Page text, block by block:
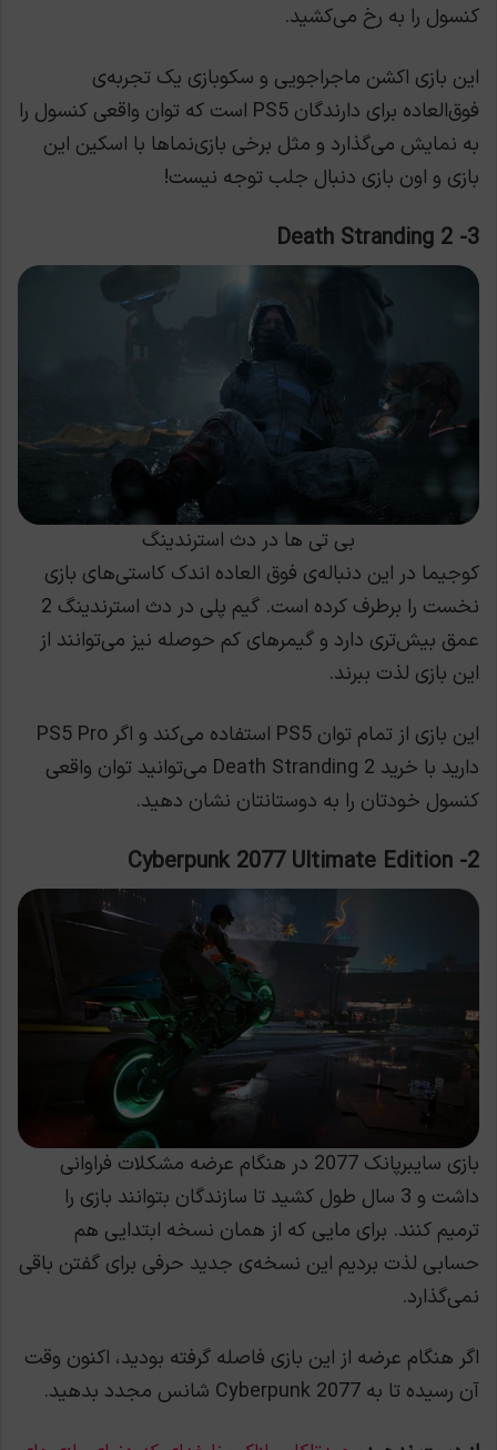
کنسول را به رخ می‌کشید.
این بازی اکشن ماجراجویی و سکوبازی یک تجربه‌ی
فوق‌العاده برای دارندگان PS5 است که توان واقعی کنسول را
به نمایش می‌گذارد و مثل برخی بازی‌نماها با اسکین این
بازی و اون بازی دنبال جلب توجه نیست!
3- Death Stranding 2
بی تی ها در دث استرندینگ
کوجیما در این دنباله‌ی فوق العاده اندک کاستی‌های بازی
نخست را برطرف کرده است. گیم پلی در دث استرندینگ 2
عمق بیش‌تری دارد و گیمرهای کم حوصله نیز می‌توانند از
این بازی لذت ببرند.
این بازی از تمام توان PS5 استفاده می‌کند و اگر PS5 Pro
دارید با خرید Death Stranding 2 می‌توانید توان واقعی
کنسول خودتان را به دوستانتان نشان دهید.
2- Cyberpunk 2077 Ultimate Edition
بازی سایبرپانک 2077 در هنگام عرضه مشکلات فراوانی
داشت و 3 سال طول کشید تا سازندگان بتوانند بازی را
ترمیم کنند. برای مایی که از همان نسخه ابتدایی هم
حسابی لذت بردیم این نسخه‌ی جدید حرفی برای گفتن باقی
نمی‌گذارد.
اگر هنگام عرضه از این بازی فاصله گرفته بودید، اکنون وقت
آن رسیده تا به Cyberpunk 2077 شانس مجدد بدهید.